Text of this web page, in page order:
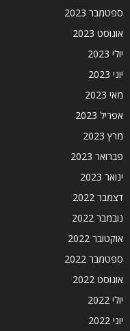
ספטמבר 2023
אוגוסט 2023
יולי 2023
יוני 2023
מאי 2023
אפריל 2023
מרץ 2023
פברואר 2023
ינואר 2023
דצמבר 2022
נובמבר 2022
אוקטובר 2022
ספטמבר 2022
אוגוסט 2022
יולי 2022
יוני 2022